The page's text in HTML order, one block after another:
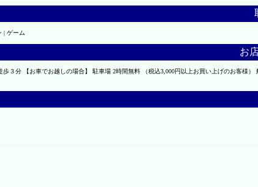
| ゲーム
お
３分 【お車でお越しの場合】 駐車場 2時間無料 （税込3,000円以上お買い上げのお客様